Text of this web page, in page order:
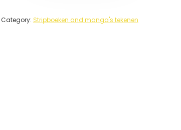
Category: Stripboeken and manga's tekenen